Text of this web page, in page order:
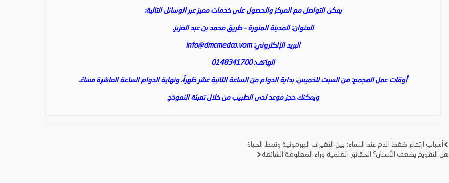
يمكن التواصل مع المركز والحصول على خدمات مميز عبر الوسائل التالية:
العنوان: المدينة المنورة – طريق محمد بن عبد العزيز.
البريد الإلكتروني:info@dmcmedco.vom
الهاتف: 0148341700
أوقات عمل المجمع: من السبت للخميس، بداية الدوام من الساعة الثانية عشر ظهراً، ونهاية الدوام الساعة العاشرة مساءً.
ويمكنك حجز موعد لدى الطبيب من خلال تعبئة النموذج
تصفّح
أسباب ارتفاع ضغط الدم عند النساء: بين التغيرات الهرمونية ونمط الحياة
هل التقويم يضعف الأسنان؟ الحقائق العلمية وراء المعلومة الشائعة